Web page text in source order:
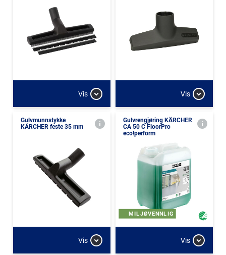
Vis Vis
Gulvmunnstykke
KÄRCHER feste 35 mm
Vis
Gulvrengjøring KÄRCHER
CA 50 C FloorPro
eco!perform
MILJØVENNLIG
Vis